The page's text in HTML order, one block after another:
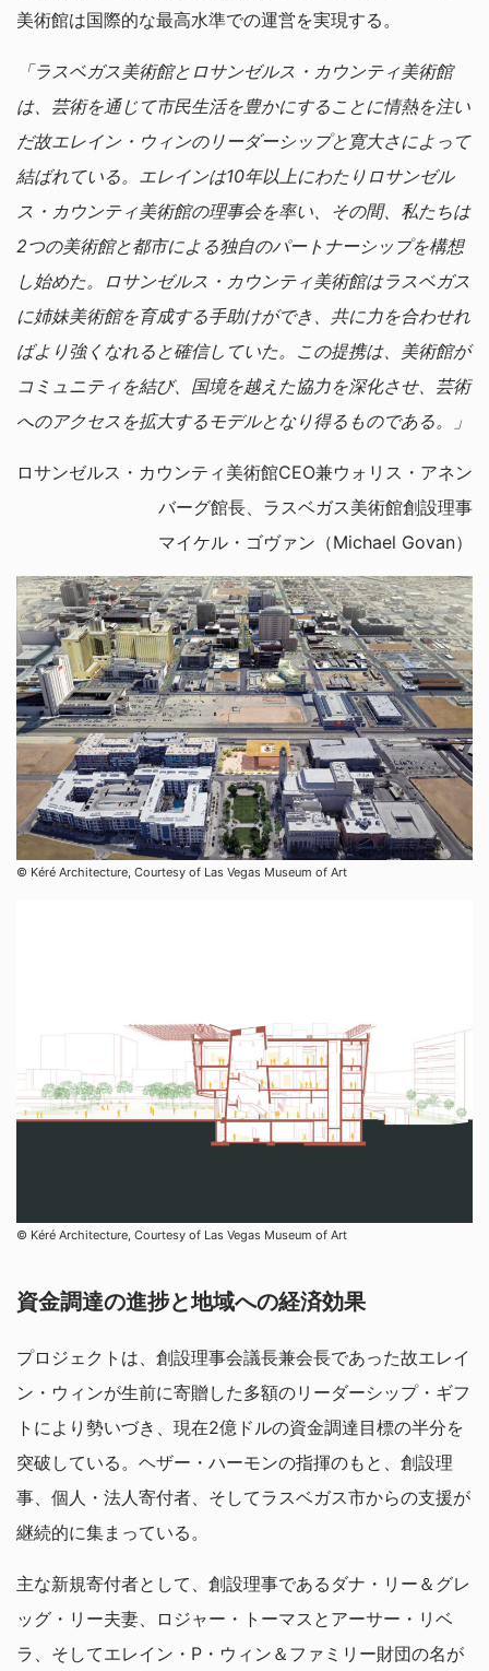
美術館は国際的な最高水準での運営を実現する。
「ラスベガス美術館とロサンゼルス・カウンティ美術館
は、芸術を通じて市民生活を豊かにすることに情熱を注い
だ故エレイン・ウィンのリーダーシップと寛大さによって
結ばれている。エレインは10年以上にわたりロサンゼル
ス・カウンティ美術館の理事会を率い、その間、私たちは
2つの美術館と都市による独自のパートナーシップを構想
し始めた。ロサンゼルス・カウンティ美術館はラスベガス
に姉妹美術館を育成する手助けができ、共に力を合わせれ
ばより強くなれると確信していた。この提携は、美術館が
コミュニティを結び、国境を越えた協力を深化させ、芸術
へのアクセスを拡大するモデルとなり得るものである。」
ロサンゼルス・カウンティ美術館CEO兼ウォリス・アネン
バーグ館長、ラスベガス美術館創設理事
マイケル・ゴヴァン（Michael Govan）
© Kéré Architecture, Courtesy of Las Vegas Museum of Art
© Kéré Architecture, Courtesy of Las Vegas Museum of Art
資金調達の進捗と地域への経済効果
プロジェクトは、創設理事会議長兼会長であった故エレイ
ン・ウィンが生前に寄贈した多額のリーダーシップ・ギフ
トにより勢いづき、現在2億ドルの資金調達目標の半分を
突破している。ヘザー・ハーモンの指揮のもと、創設理
事、個人・法人寄付者、そしてラスベガス市からの支援が
継続的に集まっている。
主な新規寄付者として、創設理事であるダナ・リー＆グレ
ッグ・リー夫妻、ロジャー・トーマスとアーサー・リベ
ラ、そしてエレイン・P・ウィン＆ファミリー財団の名が